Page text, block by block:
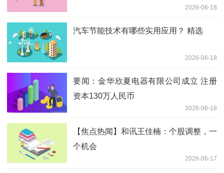
2026-06-18
汽车节能技术有哪些实用应用？ 精选
2026-06-18
要闻：金华欣夏电器有限公司成立 注册
资本130万人民币
2026-06-18
【焦点热闻】和讯王佳楠：个股调整，一
个机会
2026-06-17